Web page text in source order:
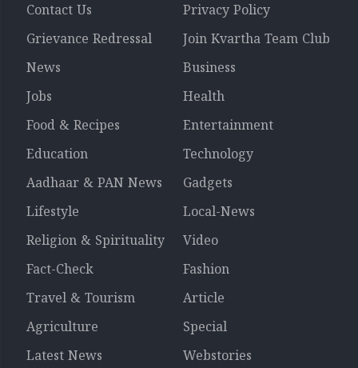
Contact Us
Privacy Policy
Grievance Redressal
Join Kvartha Team Club
News
Business
Jobs
Health
Food & Recipes
Entertainment
Education
Technology
Aadhaar & PAN News
Gadgets
Lifestyle
Local-News
Religion & Spirituality
Video
Fact-Check
Fashion
Travel & Tourism
Article
Agriculture
Special
Latest News
Webstories